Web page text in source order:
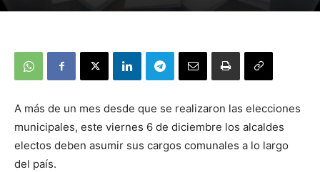
A más de un mes desde que se realizaron las elecciones
municipales, este viernes 6 de diciembre los alcaldes
electos deben asumir sus cargos comunales a lo largo
del país.